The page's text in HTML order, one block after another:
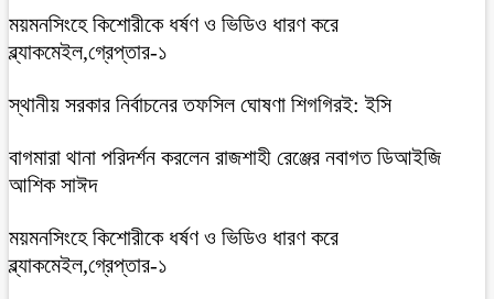
ময়মনসিংহে কিশোরীকে ধর্ষণ ও ভিডিও ধারণ করে
ব্ল্যাকমেইল,গ্রেপ্তার-১
স্থানীয় সরকার নির্বাচনের তফসিল ঘোষণা শিগগিরই: ইসি
বাগমারা থানা পরিদর্শন করলেন রাজশাহী রেঞ্জের নবাগত ডিআইজি
আশিক সাঈদ
ময়মনসিংহে কিশোরীকে ধর্ষণ ও ভিডিও ধারণ করে
ব্ল্যাকমেইল,গ্রেপ্তার-১